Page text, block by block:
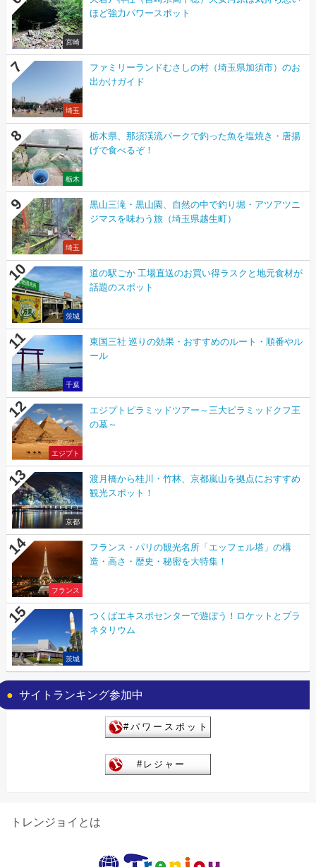
宮崎
ほど強力パワースポット
埼玉
ファミリーランドむさしの村（埼玉県加須市）のお
出かけガイド
栃木
栃木県、那須渓流パークで釣った魚を塩焼き・唐揚
げで食べるぞ！
埼玉
黒山三滝・黒山園、自然の中で釣り堀・アツアツニ
ジマスを味わう旅（埼玉県越生町）
茨城
道の駅ごか 工場直送のお買い得ラスクと地元食材が
話題のスポット
千葉
東国三社 巡りの効果・おすすめのルート・順番やル
ール
エジプト
エジプトピラミッドツアー～三大ピラミッドクフ王
の墓～
京都
渡月橋から桂川・竹林、京都嵐山を拠点におすすめ
観光スポット！
フランス
フランス・パリの観光名所「エッフェル塔」の構
造・高さ・歴史・秘密を大特集！
茨城
つくばエキスポセンターで遊ぼう！ロケットとプラ
ネタリウム
サイトランキング参加中
トレンジョイとは